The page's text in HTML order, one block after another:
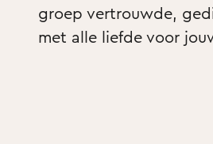
groep vertrouwde,
met alle liefde voor